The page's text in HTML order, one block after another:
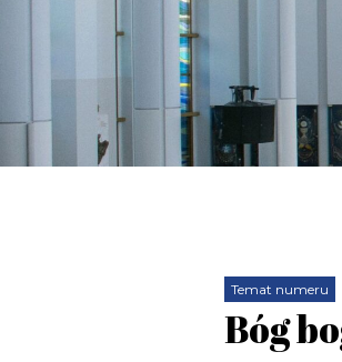
Temat numeru
Bóg